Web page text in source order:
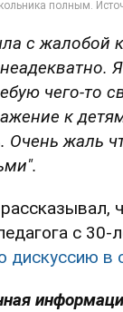
с жалобой
чего-то
к
Очень жаль
с 30-
дискуссию в